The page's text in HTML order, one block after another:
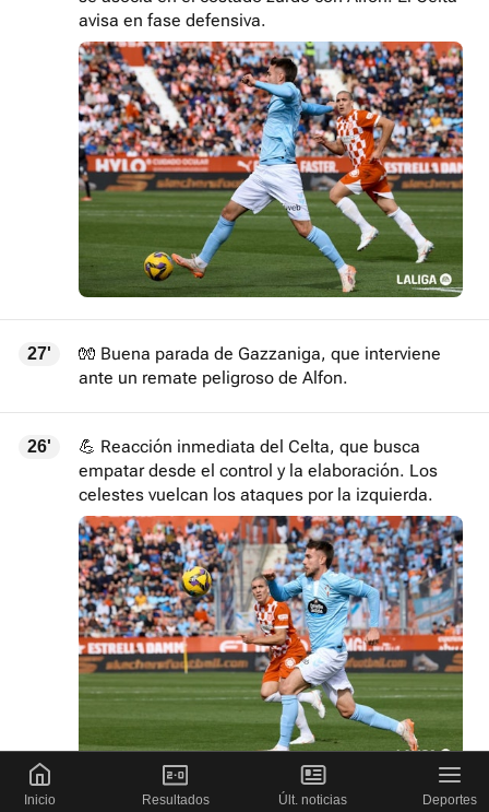
avisa en fase defensiva.
27'
🧤 Buena parada de Gazzaniga, que interviene
ante un remate peligroso de Alfon.
26'
💪 Reacción inmediata del Celta, que busca
empatar desde el control y la elaboración. Los
celestes vuelcan los ataques por la izquierda.
Inicio Resultados Últ. noticias Deportes